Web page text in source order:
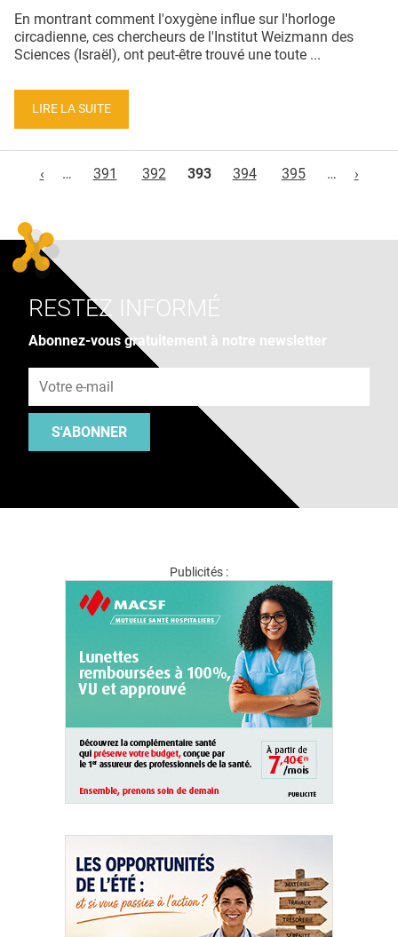
En montrant comment l'oxygène influe sur l'horloge
circadienne, ces chercheurs de l'Institut Weizmann des
Sciences (Israël), ont peut-être trouvé une toute ...
LIRE LA SUITE
‹
… 391 392 393 394 395 … ›
RESTEZ INFORMÉ
Abonnez-vous gratuitement à notre newsletter
S'ABONNER
Publicités :